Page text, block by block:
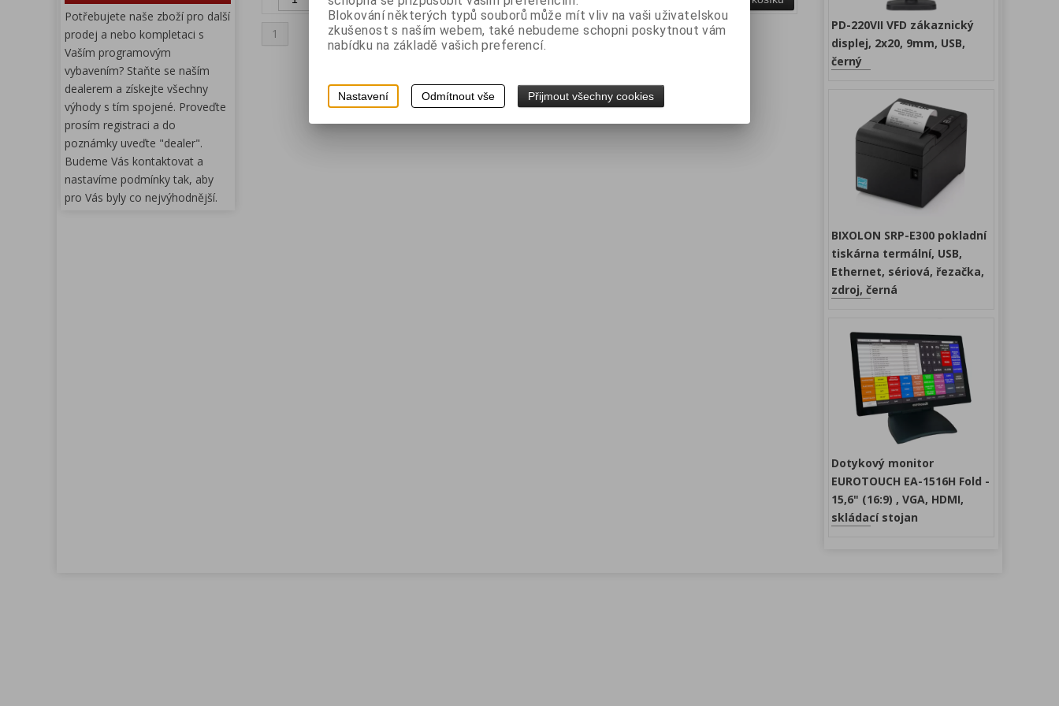
Potřebujete naše zboží pro další
prodej a nebo kompletaci s
Vaším programovým
vybavením? Staňte se naším
dealerem a získejte všechny
výhody s tím spojené. Proveďte
prosím registraci a do
poznámky uveďte "dealer".
Budeme Vás kontaktovat a
nastavíme podmínky tak, aby
pro Vás byly co nejvýhodnější.
1
PD-220VII VFD zákaznický
displej, 2x20, 9mm, USB,
černý
BIXOLON SRP-E300 pokladní
tiskárna termální, USB,
Ethernet, sériová, řezačka,
zdroj, černá
Dotykový monitor
EUROTOUCH EA-1516H Fold -
15,6" (16:9) , VGA, HDMI,
skládací stojan
Blokování některých typů souborů může mít vliv na vaši uživatelskou
zkušenost s naším webem, také nebudeme schopni poskytnout vám
nabídku na základě vašich preferencí.
Nastavení Odmítnout vše Přijmout všechny cookies